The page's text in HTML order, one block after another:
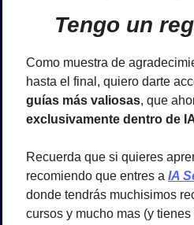
Tengo un
Como muestra de
hasta el final, quiero darte
guías más valiosas
exclusivamente dentro de
Recuerda que si quieres
recomiendo que entres a IA
donde tendrás muchisimos
cursos y mucho mas (y